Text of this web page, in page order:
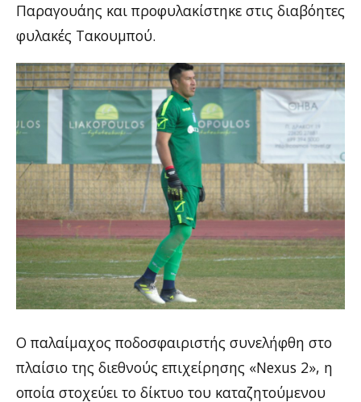
Παραγουάης και προφυλακίστηκε στις διαβόητες
φυλακές Τακουμπού.
Ο παλαίμαχος ποδοσφαιριστής συνελήφθη στο
πλαίσιο της διεθνούς επιχείρησης «Nexus 2», η
οποία στοχεύει το δίκτυο του καταζητούμενου